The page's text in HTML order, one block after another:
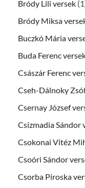
Bródy Lili versek
Bródy Miksa
Buczkó Mária
Buda Ferenc
Császár Ferenc
Cseh-Dálnoky
Csernay József
Csizmadia Sándor
Csokonai Vitéz
Csoóri Sándor
Csorba Piroska